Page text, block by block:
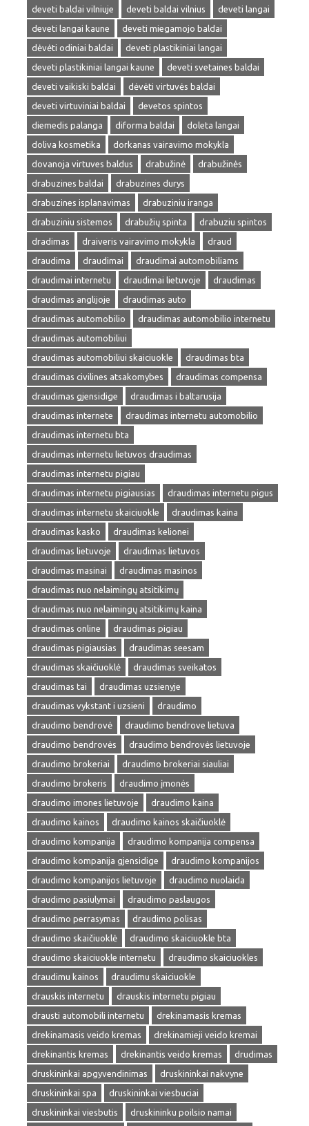
deveti baldai vilniuje deveti baldai vilnius
deveti langai
deveti langai kaune
deveti miegamojo baldai
dėvėti odiniai baldai
deveti plastikiniai langai
deveti plastikiniai langai kaune
deveti svetaines baldai
deveti vaikiski baldai
dėvėti virtuvės baldai
deveti virtuviniai baldai
devetos spintos
diemedis palanga
diforma baldai
doleta langai
doliva kosmetika
dorkanas vairavimo mokykla
dovanoja virtuves baldus
drabužinė
drabužinės
drabuzines baldai
drabuzines durys
drabuzines isplanavimas
drabuziniu iranga
drabuziniu sistemos
drabužių spinta
drabuziu spintos
dradimas
draiveris vairavimo mokykla
draud
draudima
draudimai
draudimai automobiliams
draudimai internetu
draudimai lietuvoje
draudimas
draudimas anglijoje
draudimas auto
draudimas automobilio
draudimas automobilio internetu
draudimas automobiliui
draudimas automobiliui skaiciuokle
draudimas bta
draudimas civilines atsakomybes
draudimas compensa
draudimas gjensidige
draudimas i baltarusija
draudimas internete
draudimas internetu automobilio
draudimas internetu bta
draudimas internetu lietuvos draudimas
draudimas internetu pigiau
draudimas internetu pigiausias
draudimas internetu pigus
draudimas internetu skaiciuokle
draudimas kaina
draudimas kasko
draudimas kelionei
draudimas lietuvoje
draudimas lietuvos
draudimas masinai
draudimas masinos
draudimas nuo nelaimingų atsitikimų
draudimas nuo nelaimingų atsitikimų kaina
draudimas online
draudimas pigiau
draudimas pigiausias
draudimas seesam
draudimas skaičiuoklė
draudimas sveikatos
draudimas tai
draudimas uzsienyje
draudimas vykstant i uzsieni
draudimo
draudimo bendrovė
draudimo bendrove lietuva
draudimo bendrovės
draudimo bendrovės lietuvoje
draudimo brokeriai
draudimo brokeriai siauliai
draudimo brokeris
draudimo įmonės
draudimo imones lietuvoje
draudimo kaina
draudimo kainos
draudimo kainos skaičiuoklė
draudimo kompanija
draudimo kompanija compensa
draudimo kompanija gjensidige
draudimo kompanijos
draudimo kompanijos lietuvoje
draudimo nuolaida
draudimo pasiulymai
draudimo paslaugos
draudimo perrasymas
draudimo polisas
draudimo skaičiuoklė
draudimo skaiciuokle bta
draudimo skaiciuokle internetu
draudimo skaiciuokles
draudimu kainos
draudimu skaiciuokle
drauskis internetu
drauskis internetu pigiau
drausti automobili internetu
drekinamasis kremas
drekinamasis veido kremas
drekinamieji veido kremai
drekinantis kremas
drekinantis veido kremas
drudimas
druskininkai apgyvendinimas
druskininkai nakvyne
druskininkai spa
druskininkai viesbuciai
druskininkai viesbutis
druskininku poilsio namai